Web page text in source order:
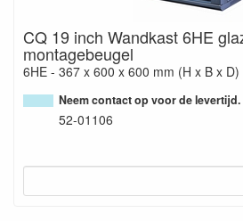
CQ 19 inch Wandkast 6HE
montagebeugel
6HE - 367 x 600 x 600 mm (H x B x D)
Neem contact op voor de levertijd.
52-01106